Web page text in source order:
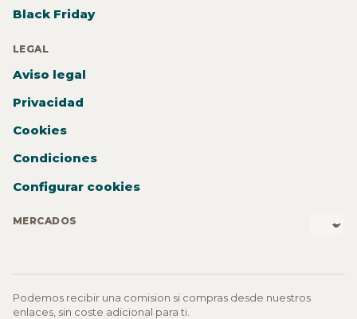
Black Friday
LEGAL
Aviso legal
Privacidad
Cookies
Condiciones
Configurar cookies
MERCADOS
Podemos recibir una comision si compras desde nuestros
enlaces, sin coste adicional para ti.